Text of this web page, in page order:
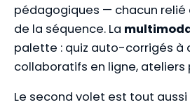
pédagogiques — chacun relié
de la séquence. La
palette : quiz auto-corrigés à
collaboratifs en ligne, ateliers
Le second volet est tout aussi